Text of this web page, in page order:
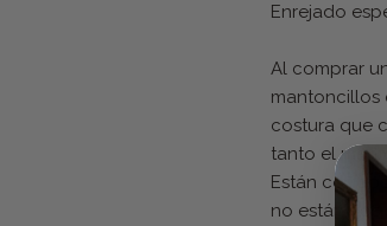
Enrejado
Al comprar
mantoncillos
costura que
tanto el
Están
no están